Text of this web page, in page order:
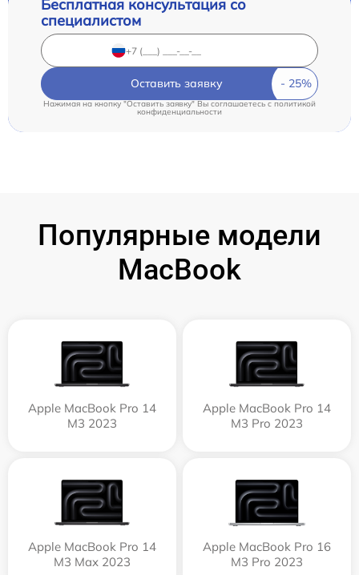
Бесплатная консультация со
специалистом
Оставить заявку
Нажимая на кнопку "Оставить заявку" Вы соглашаетесь c политикой
конфиденциальности
Популярные модели
MacBook
Apple MacBook Pro 14
M3 2023
Apple MacBook Pro 14
M3 Pro 2023
Apple MacBook Pro 14
M3 Max 2023
Apple MacBook Pro 16
M3 Pro 2023